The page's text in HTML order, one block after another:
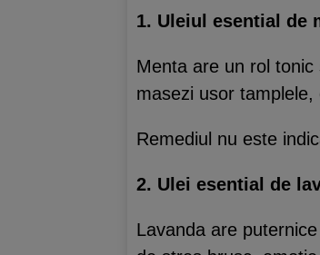
1. Uleiul esential de
Menta are un rol tonic
masezi usor
Remediul nu este
2. Ulei esential de
Lavanda are